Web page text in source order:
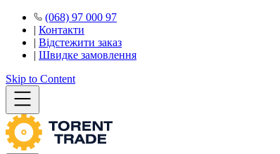
(068) 97 000 97
| Контакти
| Відстежити заказ
| Швидке замовлення
Skip to Content